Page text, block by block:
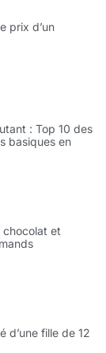
prix d’un
: Top 10 des
basiques en
chocolat et
d’une fille de 12